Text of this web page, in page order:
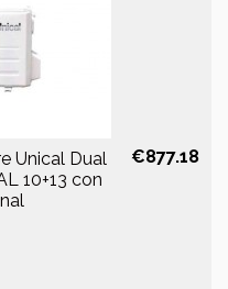
Unical Dual
10+13 con
€877.18